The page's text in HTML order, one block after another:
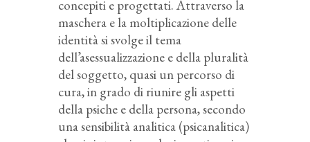
concepiti e progettati. Attraverso la
maschera e la moltiplicazione delle
identità si svolge il tema
dell’asessualizzazione e della pluralità
del soggetto, quasi un percorso di
cura, in grado di riunire gli aspetti
della psiche e della persona, secondo
una sensibilità analitica (psicanalitica)